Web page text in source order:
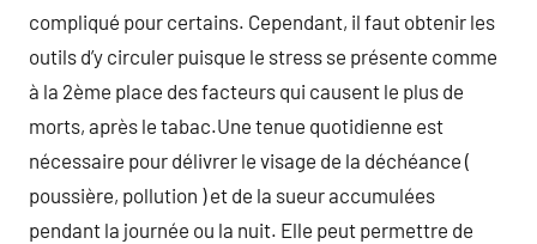
compliqué pour certains. Cependant, il faut obtenir les
outils d’y circuler puisque le stress se présente comme
à la 2ème place des facteurs qui causent le plus de
morts, après le tabac.Une tenue quotidienne est
nécessaire pour délivrer le visage de la déchéance (
poussière, pollution ) et de la sueur accumulées
pendant la journée ou la nuit. Elle peut permettre de